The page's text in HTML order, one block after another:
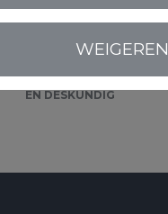
OPLOSSINGSGERICHT
EN DESKUNDIG
WEIGEREN